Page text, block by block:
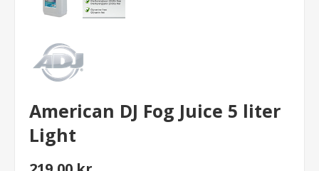
American DJ Fog Juice 5 liter
Light